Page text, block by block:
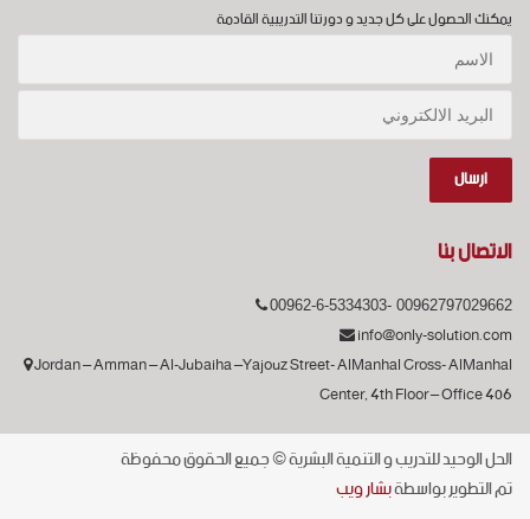
يمكنك الحصول على كل جديد و دورتنا التدريبية القادمة
الاتصال بنا
00962-6-5334303- 00962797029662
info@only-solution.com
Jordan – Amman – Al-Jubaiha –Yajouz Street- AlManhal Cross- AlManhal
Center, 4th Floor – Office 406
الحل الوحيد للتدريب و التنمية البشرية © جميع الحقوق محفوظة
تم التطوير بواسطةبشار ويب